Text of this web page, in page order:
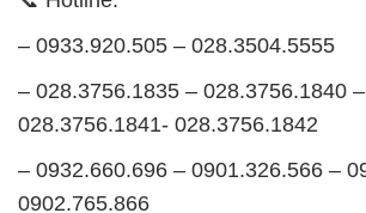
0902.765.866
📧 Email: hoachat@dactruongphat.vn
TRƯỜNG PHÁT